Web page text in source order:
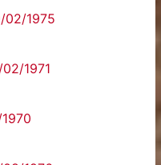
02/1975
1971